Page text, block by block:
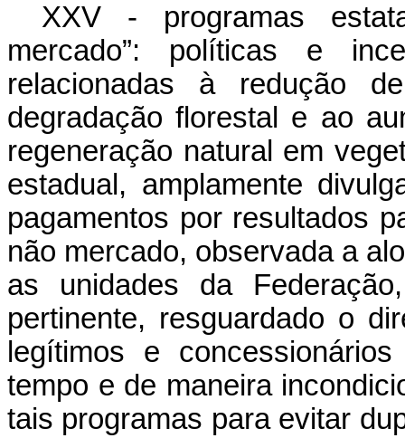
XXV - programas
mercado”: políticas e
relacionadas à redução
degradação florestal e ao
regeneração natural em
estadual, amplamente
pagamentos por resultados
não mercado, observada a
as unidades da
pertinente, resguardado o
legítimos e
tempo e de maneira
tais programas para evitar